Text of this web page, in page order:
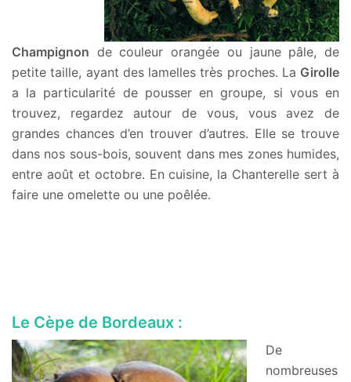
Champignon de couleur orangée ou jaune pâle, de
petite taille, ayant des lamelles très proches. La Girolle
a la particularité de pousser en groupe, si vous en
trouvez, regardez autour de vous, vous avez de
grandes chances d’en trouver d’autres. Elle se trouve
dans nos sous-bois, souvent dans mes zones humides,
entre août et octobre. En cuisine, la Chanterelle sert à
faire une omelette ou une poêlée.
Le Cèpe de Bordeaux :
De
nombreuses